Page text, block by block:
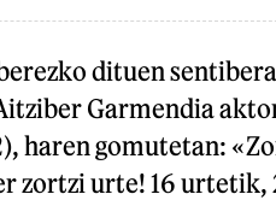
dituen
Garmendia
haren gomutetan:
zortzi urte! 16